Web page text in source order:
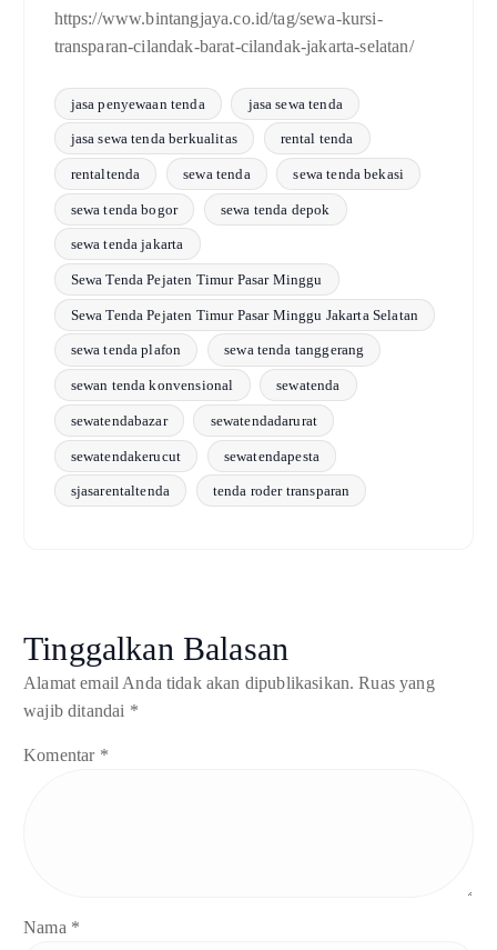
https://www.bintangjaya.co.id/tag/sewa-kursi-
transparan-cilandak-barat-cilandak-jakarta-selatan/
jasa penyewaan tenda jasa sewa tenda
jasa sewa tenda berkualitas rental tenda
rentaltenda sewa tenda sewa tenda bekasi
sewa tenda bogor sewa tenda depok
sewa tenda jakarta
Sewa Tenda Pejaten Timur Pasar Minggu
Sewa Tenda Pejaten Timur Pasar Minggu Jakarta Selatan
sewa tenda plafon sewa tenda tanggerang
sewan tenda konvensional sewatenda
sewatendabazar sewatendadarurat
sewatendakerucut sewatendapesta
sjasarentaltenda tenda roder transparan
Tinggalkan Balasan
Alamat email Anda tidak akan dipublikasikan. Ruas yang
wajib ditandai *
Komentar *
Nama *